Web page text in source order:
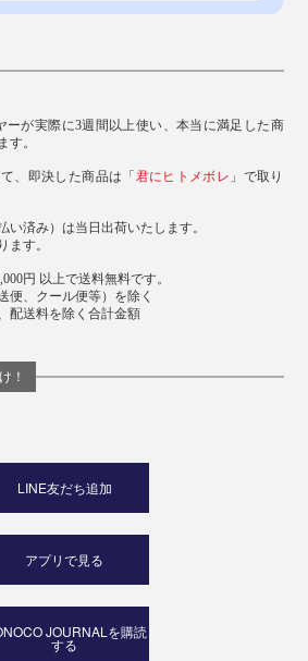
吊るしたり、畳んだまま置いた
ベントを華やかに演出して、印象
を選ばず、どんな時も“小さな太
ーが実際に3週間以上使い、本当に満足した商
す。
、即決した商品は「 君にヒトメボレ 」で取り
い済み）は当日出荷いたします。
ます。
円 以上で送料無料です。
、クール便等）を除く
配送料を除く合計金額
！
LINE友だち追加
アプリで見る
JOURNALを購読
する